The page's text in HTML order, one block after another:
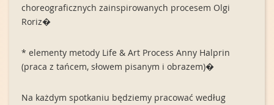
choreograficznych zainspirowanych procesem Olgi
Roriz�
* elementy metody Life & Art Process Anny Halprin
(praca z tańcem, słowem pisanym i obrazem)�
Na każdym spotkaniu będziemy pracować według